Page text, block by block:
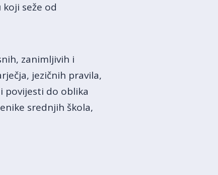
seže od
zanimljivih i
jezičnih pravila,
povijesti do oblika
srednjih škola,